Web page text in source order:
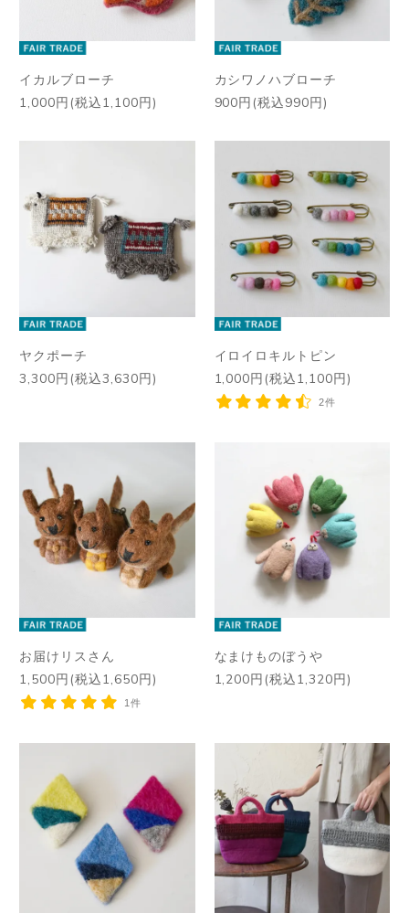
イカルブローチ
1,000円(税込1,100円)
カシワノハブローチ
900円(税込990円)
ヤクポーチ
3,300円(税込3,630円)
イロイロキルトピン
1,000円(税込1,100円)
2件
お届けリスさん
1,500円(税込1,650円)
1件
なまけものぼうや
1,200円(税込1,320円)